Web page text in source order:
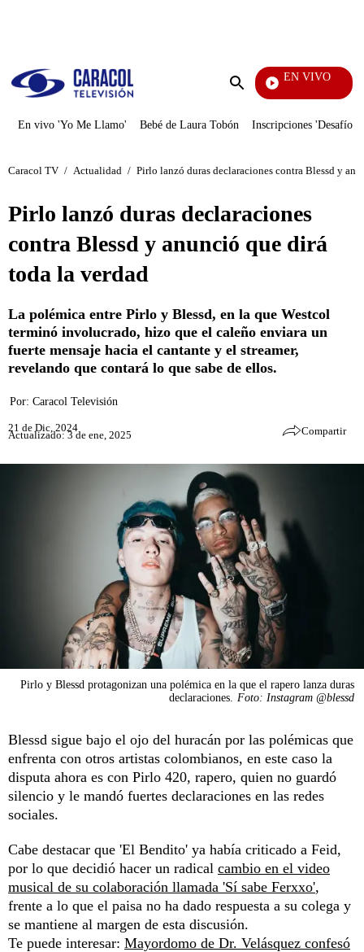
Enviar
EN VIVO
Sábados Felices
En vivo 'Yo Me Llamo' Bebé de Laura Tobón Inscripciones 'Desafío'
Caracol TV / Actualidad / Pirlo lanzó duras declaraciones contra Blessd y
Pirlo lanzó duras declaraciones
contra Blessd y anunció que dirá
toda la verdad
La polémica entre Pirlo y Blessd, en la que Westcol
terminó involucrado, hizo que el caleño enviara un
fuerte mensaje hacia el cantante y el streamer,
revelando que contará lo que sabe de ellos.
Por: Caracol Televisión
21 de Dic, 2024
Actualizado: 3 de ene, 2025 Compartir
Pirlo y Blessd protagonizan una polémica en la que el rapero lanza duras
declaraciones.
Foto: Instagram @blessd
Blessd sigue bajo el ojo del huracán por las polémicas que
enfrenta con otros artistas colombianos, en este caso la
disputa ahora es con Pirlo 420, rapero, quien no guardó
silencio y le mandó fuertes declaraciones en las redes
sociales.
Cabe destacar que 'El Bendito' ya había criticado a Feid,
por lo que decidió hacer un radical cambio en el video
musical de su colaboración llamada 'Sí sabe Ferxxo',
frente a lo que el paisa no ha dado respuesta a su colega y
se mantiene al margen de esta discusión.
Te puede interesar: Mayordomo de Dr. Velásquez confesó